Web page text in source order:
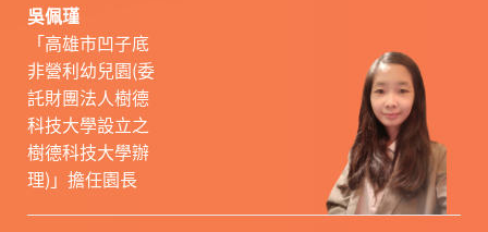
吳佩瑾
「高雄市凹子底
非營利幼兒園(委
託財團法人樹德
科技大學設立之
樹德科技大學辦
理)」擔任園長